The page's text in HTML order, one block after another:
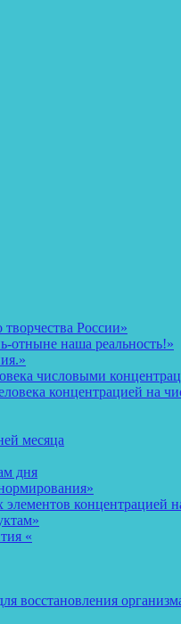
России»
отныне наша реальность!»
числовыми
концентрацией на
месяца
дня
концентрацией
«
восстановления